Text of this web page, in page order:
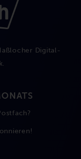
Digital-
.